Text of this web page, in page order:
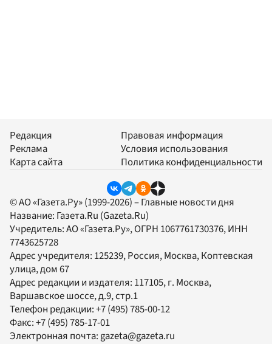
Редакция
Реклама
Карта сайта
Правовая информация
Условия использования
Политика конфиденциальности
© АО «Газета.Ру» (1999-2026) – Главные новости дня
Название: Газета.Ru (Gazeta.Ru)
Учредитель:АО «Газета.Ру», ОГРН 1067761730376, ИНН
7743625728
Адрес учредителя: 125239, Россия, Москва, Коптевская
улица, дом 67
Адрес редакции и издателя: 117105, г. Москва,
Варшавское шоссе, д.9, стр.1
Телефон редакции:+7 (495) 785-00-12
Факс:+7 (495) 785-17-01
Электронная почта:gazeta@gazeta.ru